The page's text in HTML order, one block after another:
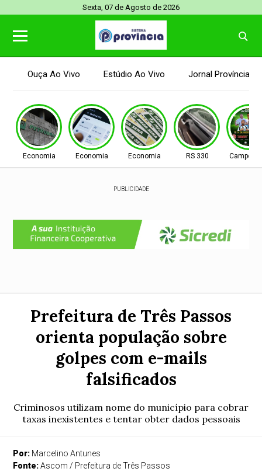
Sexta, 07 de Agosto de 2026
Ouça Ao Vivo Estúdio Ao Vivo Jornal Província
Economia Economia Economia RS 330 Campo
PUBLICIDADE
Prefeitura de Três Passos
orienta população sobre
golpes com e-mails
falsificados
Criminosos utilizam nome do município para cobrar
taxas inexistentes e tentar obter dados pessoais
Por: Marcelino Antunes
Fonte:Ascom / Prefeitura de Três Passos